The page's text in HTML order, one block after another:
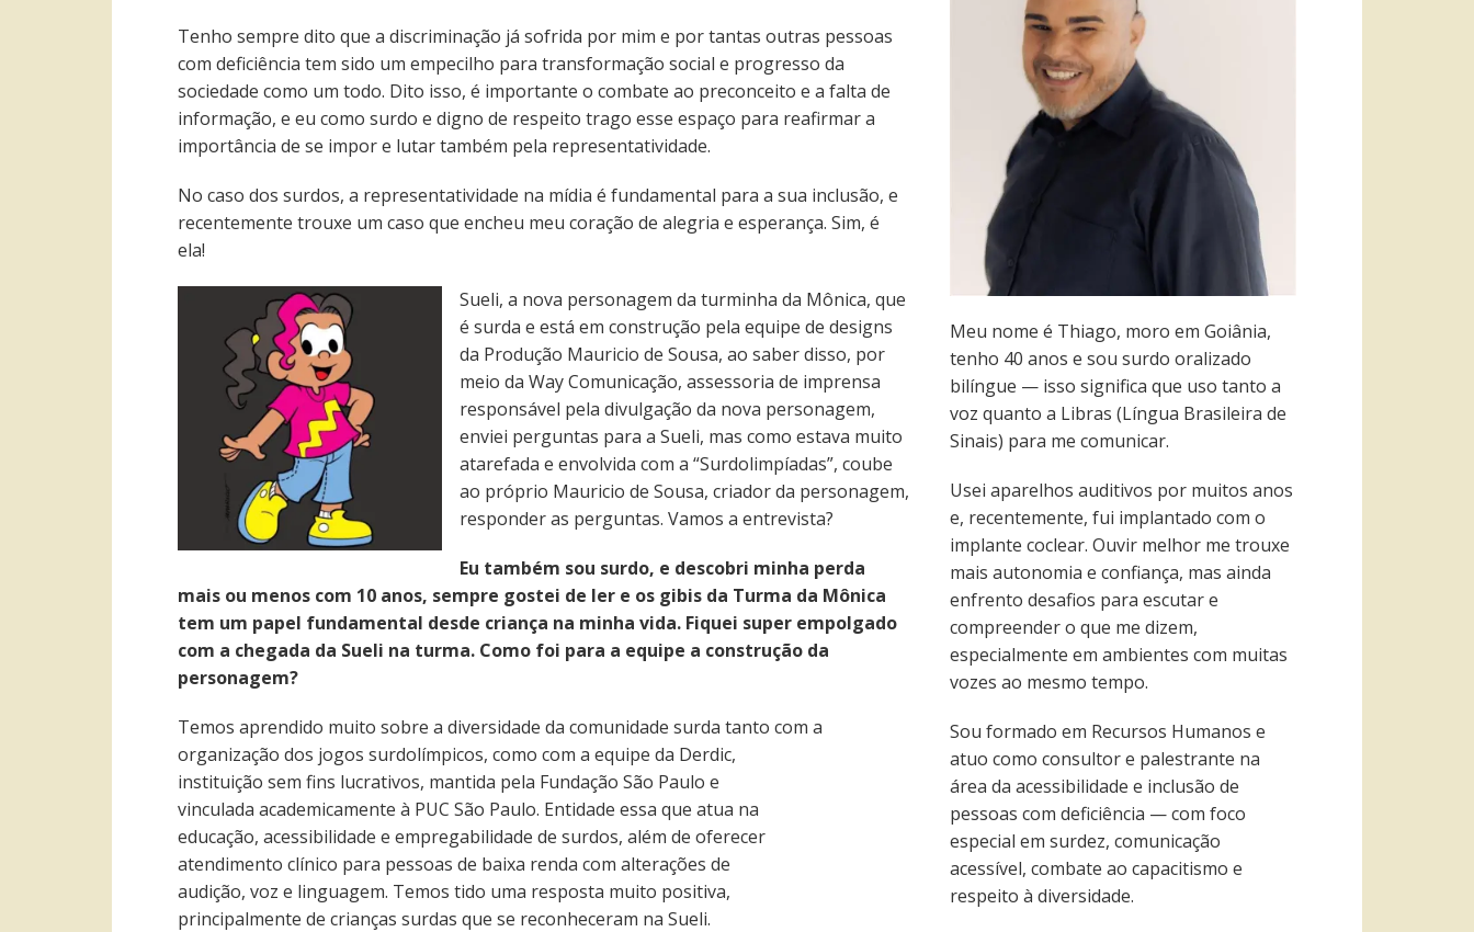
Tenho sempre dito que a discriminação já sofrida por mim e por tantas outras pessoas
com deficiência tem sido um empecilho para transformação social e progresso da
sociedade como um todo. Dito isso, é importante o combate ao preconceito e a falta de
informação, e eu como surdo e digno de respeito trago esse espaço para reafirmar a
importância de se impor e lutar também pela representatividade.
No caso dos surdos, a representatividade na mídia é fundamental para a sua inclusão, e
recentemente trouxe um caso que encheu meu coração de alegria e esperança. Sim, é
ela!
Sueli, a nova personagem da turminha da Mônica, que
é surda e está em construção pela equipe de designs
da Produção Mauricio de Sousa, ao saber disso, por
meio da Way Comunicação, assessoria de imprensa
responsável pela divulgação da nova personagem,
enviei perguntas para a Sueli, mas como estava muito
atarefada e envolvida com a “Surdolimpíadas”, coube
ao próprio Mauricio de Sousa, criador da personagem,
responder as perguntas. Vamos a entrevista?
Eu também sou surdo, e descobri minha perda
mais ou menos com 10 anos, sempre gostei de ler e os gibis da Turma da Mônica
tem um papel fundamental desde criança na minha vida. Fiquei super empolgado
com a chegada da Sueli na turma. Como foi para a equipe a construção da
personagem?
Temos aprendido muito sobre a diversidade da comunidade surda tanto com a
organização dos jogos surdolímpicos, como com a equipe da Derdic,
instituição sem fins lucrativos, mantida pela Fundação São Paulo e
vinculada academicamente à PUC São Paulo. Entidade essa que atua na
educação, acessibilidade e empregabilidade de surdos, além de oferecer
atendimento clínico para pessoas de baixa renda com alterações de
audição, voz e linguagem. Temos tido uma resposta muito positiva,
principalmente de crianças surdas que se reconheceram na Sueli.
Meu nome é Thiago, moro em Goiânia,
tenho 40 anos e sou surdo oralizado
bilíngue — isso significa que uso tanto a
voz quanto a Libras (Língua Brasileira de
Sinais) para me comunicar.
Usei aparelhos auditivos por muitos anos
e, recentemente, fui implantado com o
implante coclear. Ouvir melhor me trouxe
mais autonomia e confiança, mas ainda
enfrento desafios para escutar e
compreender o que me dizem,
especialmente em ambientes com muitas
vozes ao mesmo tempo.
Sou formado em Recursos Humanos e
atuo como consultor e palestrante na
área da acessibilidade e inclusão de
pessoas com deficiência — com foco
especial em surdez, comunicação
acessível, combate ao capacitismo e
respeito à diversidade.